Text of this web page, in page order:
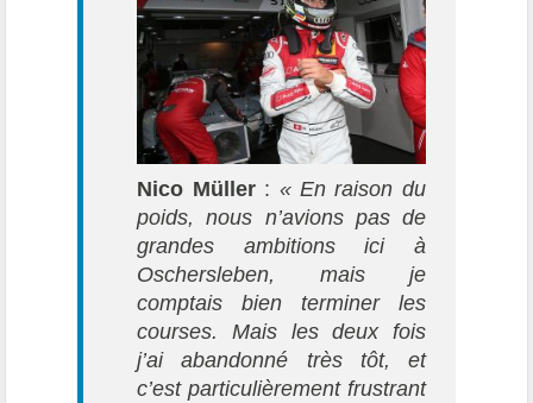
Nico Müller: « En raison du
poids, nous n’avions pas de
grandes ambitions ici à
Oschersleben, mais je
comptais bien terminer les
courses. Mais les deux fois
j’ai abandonné très tôt, et
c’est particulièrement frustrant